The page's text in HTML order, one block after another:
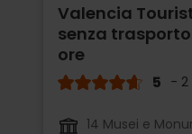
Valencia
senza
ore
5 - 2
14 Musei e